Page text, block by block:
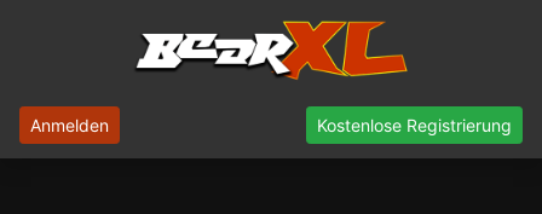
Anmelden Kostenlose Registrierung